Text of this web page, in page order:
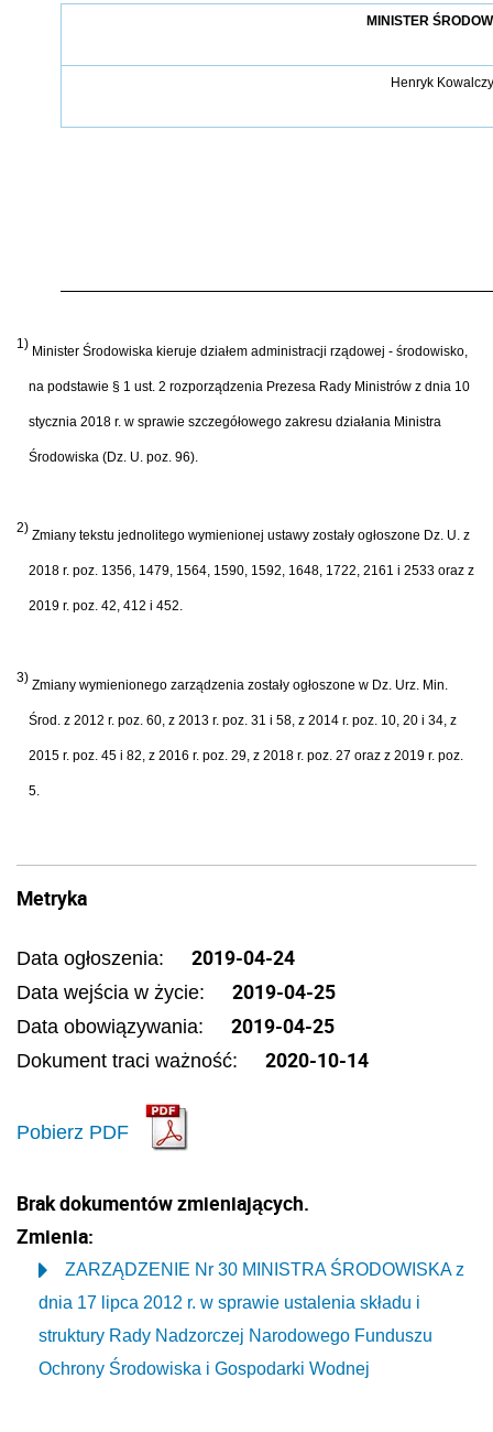
MINISTER
Henryk
1) Minister Środowiska kieruje działem administracji rządowej - środowisko,
na podstawie § 1 ust. 2 rozporządzenia Prezesa Rady Ministrów z dnia 10
stycznia 2018 r. w sprawie szczegółowego zakresu działania Ministra
Środowiska (Dz. U. poz. 96).
2) Zmiany tekstu jednolitego wymienionej ustawy zostały ogłoszone Dz. U. z
2018 r. poz. 1356, 1479, 1564, 1590, 1592, 1648, 1722, 2161 i 2533 oraz z
2019 r. poz. 42, 412 i 452.
3) Zmiany wymienionego zarządzenia zostały ogłoszone w Dz. Urz. Min.
Środ. z 2012 r. poz. 60, z 2013 r. poz. 31 i 58, z 2014 r. poz. 10, 20 i 34, z
2015 r. poz. 45 i 82, z 2016 r. poz. 29, z 2018 r. poz. 27 oraz z 2019 r. poz.
5.
Metryka
Data ogłoszenia: 2019-04-24
Data wejścia w życie: 2019-04-25
Data obowiązywania: 2019-04-25
Dokument traci ważność: 2020-10-14
Pobierz PDF
Brak dokumentów zmieniających.
Zmienia:
ZARZĄDZENIE Nr 30 MINISTRA ŚRODOWISKA z
dnia 17 lipca 2012 r. w sprawie ustalenia składu i
struktury Rady Nadzorczej Narodowego Funduszu
Ochrony Środowiska i Gospodarki Wodnej